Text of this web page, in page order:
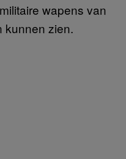
wapens van
kunnen zien.